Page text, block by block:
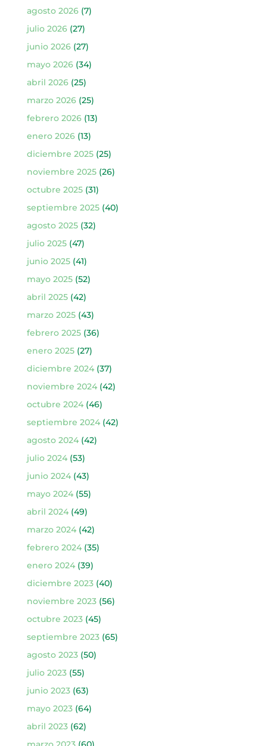
agosto 2026(7)
julio 2026(27)
junio 2026(27)
mayo 2026(34)
abril 2026(25)
marzo 2026(25)
febrero 2026(13)
enero 2026(13)
diciembre 2025(25)
noviembre 2025(26)
octubre 2025(31)
septiembre 2025(40)
agosto 2025(32)
julio 2025(47)
junio 2025(41)
mayo 2025(52)
abril 2025(42)
marzo 2025(43)
febrero 2025(36)
enero 2025(27)
diciembre 2024(37)
noviembre 2024(42)
octubre 2024(46)
septiembre 2024(42)
agosto 2024(42)
julio 2024(53)
junio 2024(43)
mayo 2024(55)
abril 2024(49)
marzo 2024(42)
febrero 2024(35)
enero 2024(39)
diciembre 2023(40)
noviembre 2023(56)
octubre 2023(45)
septiembre 2023(65)
agosto 2023(50)
julio 2023(55)
junio 2023(63)
mayo 2023(64)
abril 2023(62)